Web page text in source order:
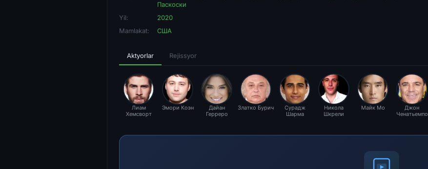
Паскоски
Yil:
2020
Mamlakat:
США
Aktyorlar Rejissyor
Лиам
Хемсворт
Эмори Коэн
Дайан
Герреро
Златко Бурич
Сурадж
Шарма
Никола
Шкрели
Майк Мо
Джон
Ченатьемпо